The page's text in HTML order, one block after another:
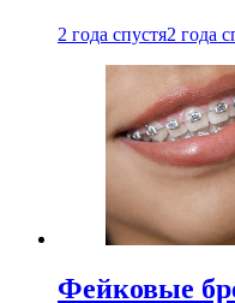
2 года спустя2 года
Фейковые